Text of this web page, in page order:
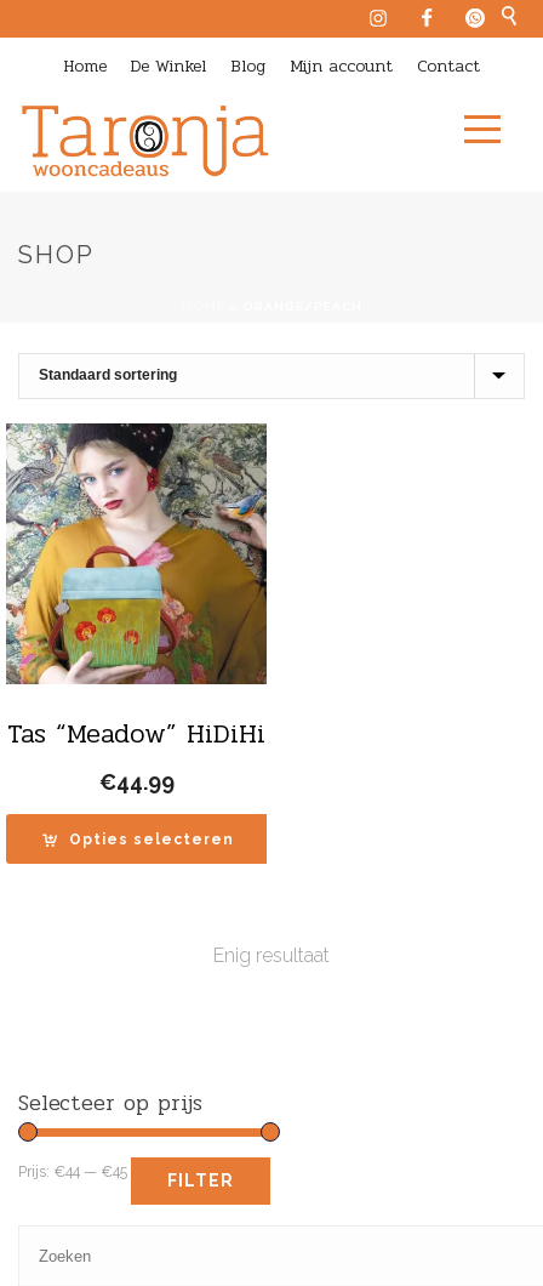
Home De Winkel Blog Mijn account Contact
SHOP
Tas “Meadow” HiDiHi
€44.99
Opties selecteren
Enig resultaat
Selecteer op prijs
FILTER
Prijs: €44 — €45